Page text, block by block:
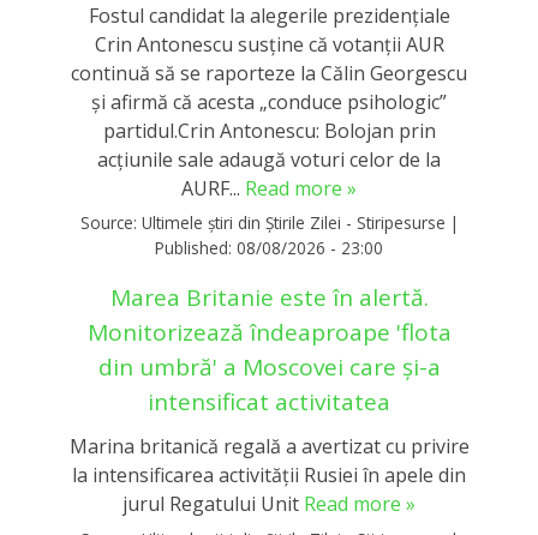
Fostul candidat la alegerile prezidențiale
Crin Antonescu susține că votanții AUR
continuă să se raporteze la Călin Georgescu
și afirmă că acesta „conduce psihologic”
partidul.Crin Antonescu: Bolojan prin
acțiunile sale adaugă voturi celor de la
AURF... Read more »
Source: Ultimele știri din Știrile Zilei - Stiripesurse |
Published: 08/08/2026 - 23:00
Marea Britanie este în alertă.
Monitorizează îndeaproape 'flota
din umbră' a Moscovei care și-a
intensificat activitatea
Marina britanică regală a avertizat cu privire
la intensificarea activităţii Rusiei în apele din
jurul Regatului Unit Read more »